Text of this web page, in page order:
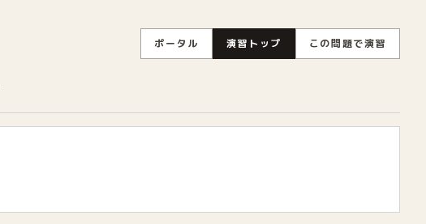
ポータル 演習トップ この問題で演習